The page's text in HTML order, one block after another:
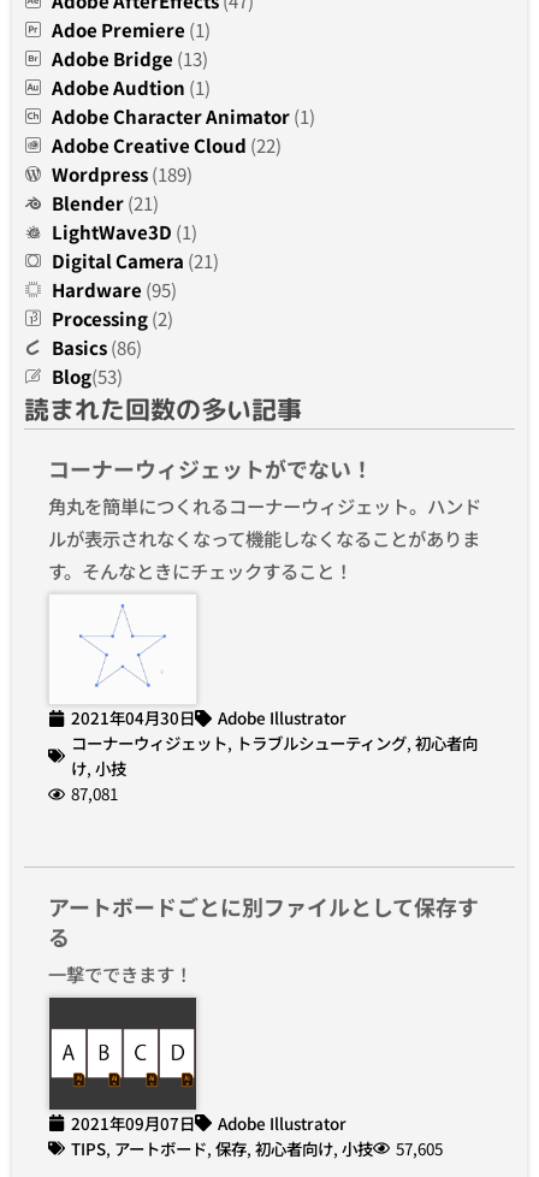
Adoe Premiere (1)
Adobe Bridge (13)
Adobe Audtion (1)
Adobe Character Animator(1)
Adobe Creative Cloud (22)
Wordpress(189)
Blender(21)
LightWave3D (1)
Digital Camera (21)
Hardware (95)
Processing(2)
Basics(86)
Blog(53)
読まれた回数の多い記事
コーナーウィジェットがでない！
角丸を簡単につくれるコーナーウィジェット。ハンド
ルが表示されなくなって機能しなくなることがありま
す。そんなときにチェックすること！
2021年04月30日
Adobe Illustrator
コーナーウィジェット, トラブルシューティング, 初心者向
け, 小技
87,081
アートボードごとに別ファイルとして保存す
る
一撃でできます！
2021年09月07日
Adobe Illustrator
TIPS, アートボード, 保存, 初心者向け, 小技 57,605